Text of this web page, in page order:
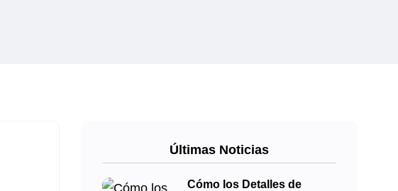
Últimas Noticias
Cómo los Detalles de